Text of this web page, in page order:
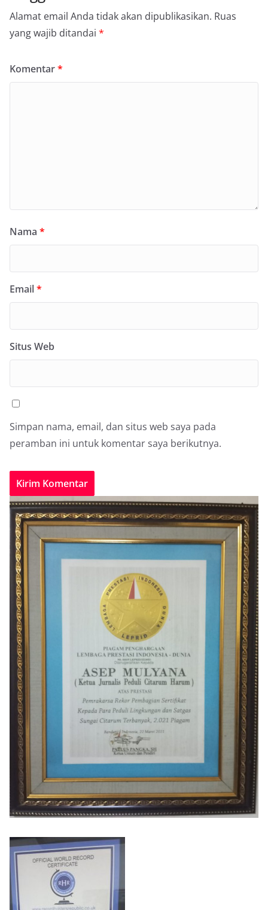
Alamat email Anda tidak akan dipublikasikan. Ruas
yang wajib ditandai *
Komentar*
Nama *
Email*
Situs Web
Simpan nama, email, dan situs web saya pada
peramban ini untuk komentar saya berikutnya.